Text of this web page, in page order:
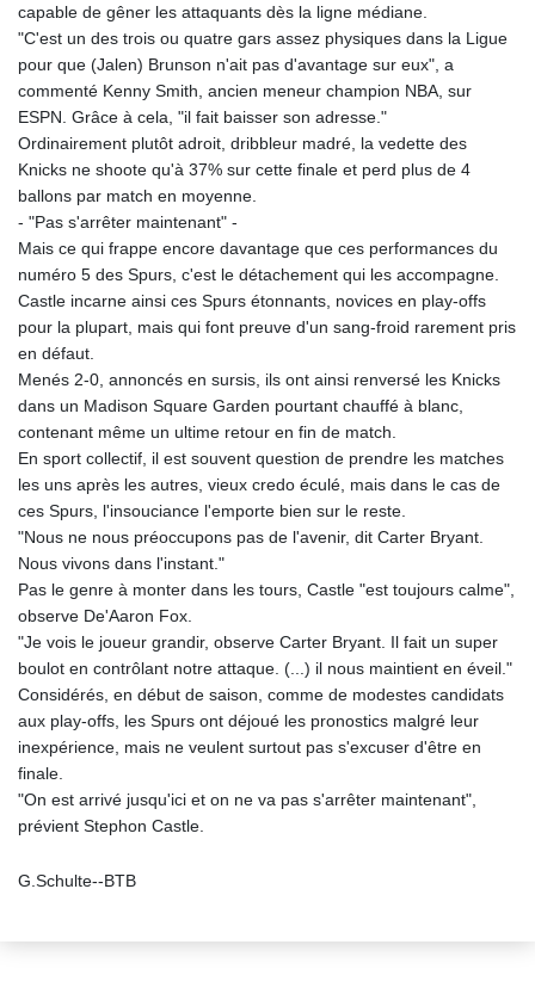
capable de gêner les attaquants dès la ligne médiane.
"C'est un des trois ou quatre gars assez physiques dans la Ligue
pour que (Jalen) Brunson n'ait pas d'avantage sur eux", a
commenté Kenny Smith, ancien meneur champion NBA, sur
ESPN. Grâce à cela, "il fait baisser son adresse."
Ordinairement plutôt adroit, dribbleur madré, la vedette des
Knicks ne shoote qu'à 37% sur cette finale et perd plus de 4
ballons par match en moyenne.
- "Pas s'arrêter maintenant" -
Mais ce qui frappe encore davantage que ces performances du
numéro 5 des Spurs, c'est le détachement qui les accompagne.
Castle incarne ainsi ces Spurs étonnants, novices en play-offs
pour la plupart, mais qui font preuve d'un sang-froid rarement pris
en défaut.
Menés 2-0, annoncés en sursis, ils ont ainsi renversé les Knicks
dans un Madison Square Garden pourtant chauffé à blanc,
contenant même un ultime retour en fin de match.
En sport collectif, il est souvent question de prendre les matches
les uns après les autres, vieux credo éculé, mais dans le cas de
ces Spurs, l'insouciance l'emporte bien sur le reste.
"Nous ne nous préoccupons pas de l'avenir, dit Carter Bryant.
Nous vivons dans l'instant."
Pas le genre à monter dans les tours, Castle "est toujours calme",
observe De'Aaron Fox.
"Je vois le joueur grandir, observe Carter Bryant. Il fait un super
boulot en contrôlant notre attaque. (...) il nous maintient en éveil."
Considérés, en début de saison, comme de modestes candidats
aux play-offs, les Spurs ont déjoué les pronostics malgré leur
inexpérience, mais ne veulent surtout pas s'excuser d'être en
finale.
"On est arrivé jusqu'ici et on ne va pas s'arrêter maintenant",
prévient Stephon Castle.
G.Schulte--BTB